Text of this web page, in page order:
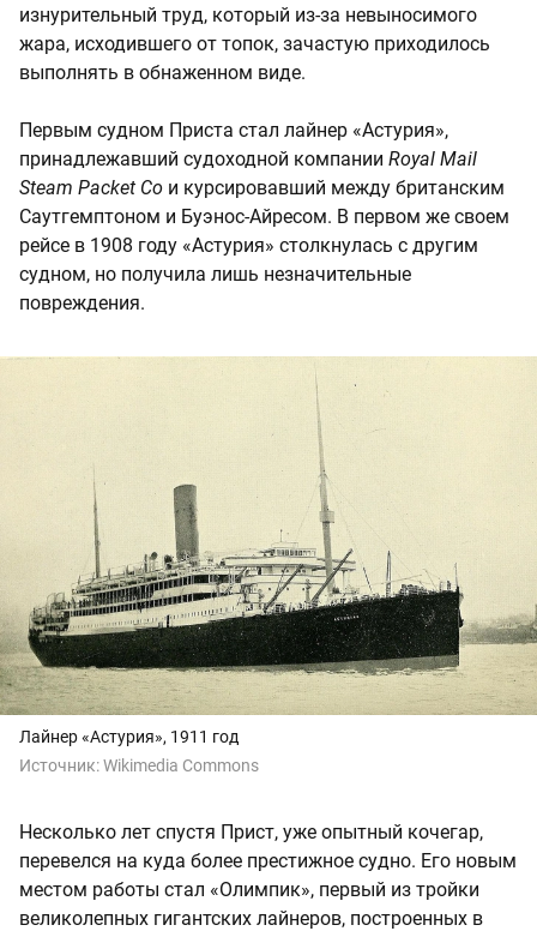
изнурительный труд, который из-за невыносимого
жара, исходившего от топок, зачастую приходилось
выполнять в обнаженном виде.
Первым судном Приста стал лайнер «Астурия»,
принадлежавший судоходной компании Royal Mail
Steam Packet Co и курсировавший между британским
Саутгемптоном и Буэнос-Айресом. В первом же своем
рейсе в 1908 году «Астурия» столкнулась с другим
судном, но получила лишь незначительные
повреждения.
Лайнер «Астурия», 1911 год
Источник:Wikimedia Commons
Несколько лет спустя Прист, уже опытный кочегар,
перевелся на куда более престижное судно. Его новым
местом работы стал «Олимпик», первый из тройки
великолепных гигантских лайнеров, построенных в